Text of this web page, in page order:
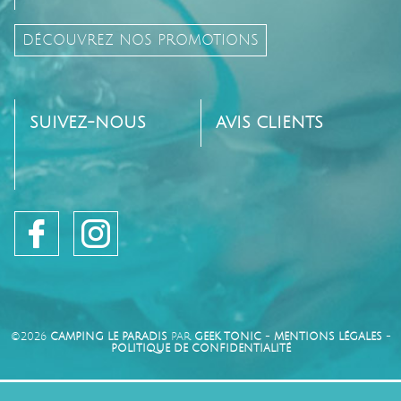
DÉCOUVREZ NOS PROMOTIONS
SUIVEZ-NOUS AVIS CLIENTS
©2026 CAMPING LE PARADIS PAR GEEK TONIC- MENTIONS LÉGALES -
POLITIQUE DE CONFIDENTIALITÉ